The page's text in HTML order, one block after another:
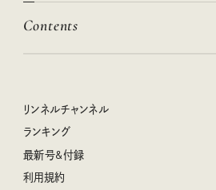
絶品、お餅レシピ大集合！
クラフトビール案内
女子旅おすすめスポット 暮らすように心
リンネル 暮らしの道具大賞
ナチュラルメイクレッスン
喜ばれる贈り物手帖
ぐれいさん
空想喫茶トラノコクさんのあの店この店、
圷みほさんのゆるっと週末キャンプ通信
Contents
リンネル暮らし部
リンネルチャンネル
おぱんつ君のわくわく楽しい一週間占い
毎日が心地よくなるリンネルタロット
リンネルチャンネル
ランキング
最新号&付録
利用規約